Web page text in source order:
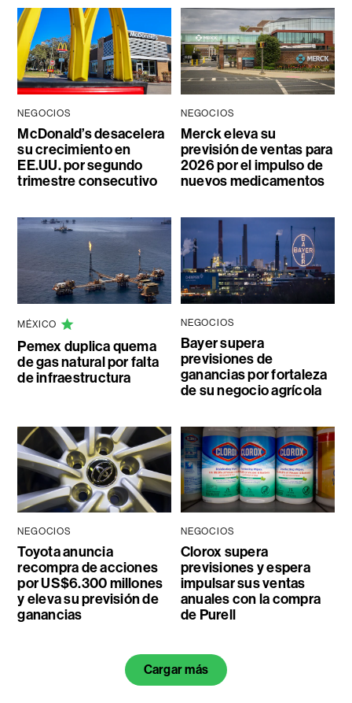
NEGOCIOS
McDonald’s desacelera
su crecimiento en
EE.UU. por segundo
trimestre consecutivo
NEGOCIOS
Merck eleva su
previsión de ventas para
2026 por el impulso de
nuevos medicamentos
MÉXICO
Pemex duplica quema
de gas natural por falta
de infraestructura
NEGOCIOS
Bayer supera
previsiones de
ganancias por fortaleza
de su negocio agrícola
NEGOCIOS
Toyota anuncia
recompra de acciones
por US$6.300 millones
y eleva su previsión de
ganancias
NEGOCIOS
Clorox supera
previsiones y espera
impulsar sus ventas
anuales con la compra
de Purell
Cargar más